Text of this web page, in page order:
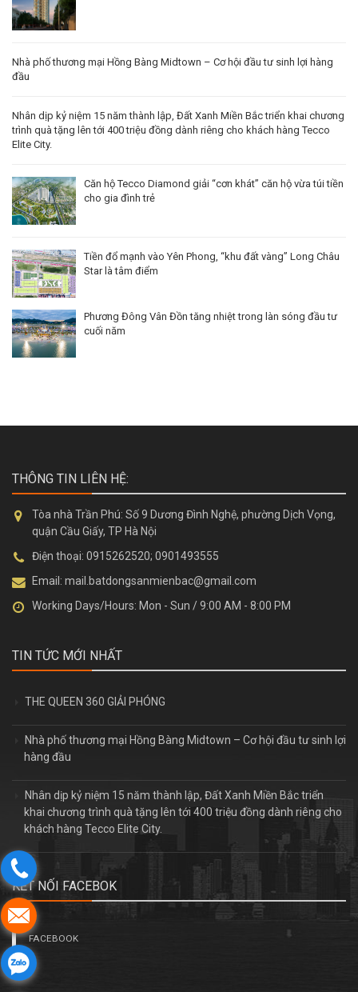
Nhà phố thương mại Hồng Bàng Midtown – Cơ hội đầu tư sinh lợi hàng
đầu
Nhân dịp kỷ niệm 15 năm thành lập, Đất Xanh Miền Bắc triển khai chương
trình quà tặng lên tới 400 triệu đồng dành riêng cho khách hàng Tecco
Elite City.
Căn hộ Tecco Diamond giải “cơn khát” căn hộ vừa túi tiền
cho gia đình trẻ
Tiền đổ mạnh vào Yên Phong, “khu đất vàng” Long Châu
Star là tâm điểm
Phương Đông Vân Đồn tăng nhiệt trong làn sóng đầu tư
cuối năm
THÔNG TIN LIÊN HỆ:
Tòa nhà Trần Phú: Số 9 Dương Đình Nghệ, phường Dịch Vọng,
quận Cầu Giấy, TP Hà Nội
Điện thoại: 0915262520; 0901493555
Email: mail.batdongsanmienbac@gmail.com
Working Days/Hours: Mon - Sun / 9:00 AM - 8:00 PM
TIN TỨC MỚI NHẤT
THE QUEEN 360 GIẢI PHÓNG
Nhà phố thương mại Hồng Bàng Midtown – Cơ hội đầu tư sinh lợi
hàng đầu
Nhân dịp kỷ niệm 15 năm thành lập, Đất Xanh Miền Bắc triển
khai chương trình quà tặng lên tới 400 triệu đồng dành riêng cho
khách hàng Tecco Elite City.
KẾT NỐI FACEBOK
FACEBOOK